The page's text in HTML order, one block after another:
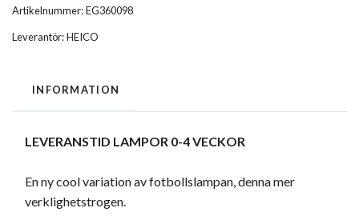
Artikelnummer:EG360098
Leverantör:HEICO
INFORMATION
LEVERANSTID LAMPOR 0-4 VECKOR
En ny cool variation av fotbollslampan, denna mer
verklighetstrogen.